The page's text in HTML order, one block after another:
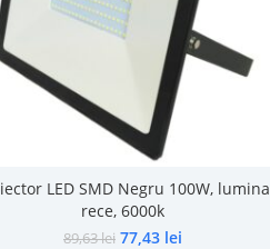
LED SMD Negru 100W, lumina
rece, 6000k
89,63lei 77,43 lei